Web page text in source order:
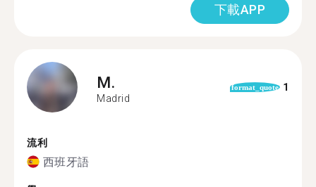
下載APP
M.
Madrid
format_quote 1
流利
西班牙語